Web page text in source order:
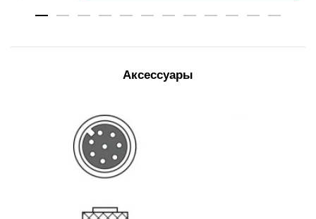
Аксессуары